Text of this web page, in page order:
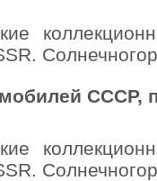
СССР,